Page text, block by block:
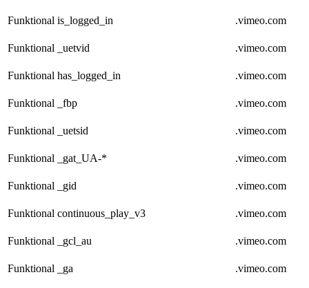
Funktional is_logged_in .vimeo.com
Funktional _uetvid .vimeo.com
Funktional has_logged_in .vimeo.com
Funktional _fbp .vimeo.com
Funktional _uetsid .vimeo.com
Funktional _gat_UA-* .vimeo.com
Funktional _gid .vimeo.com
Funktional continuous_play_v3 .vimeo.com
Funktional _gcl_au .vimeo.com
Funktional _ga .vimeo.com